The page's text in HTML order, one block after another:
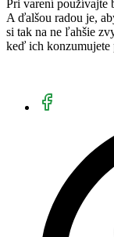
Pri varení používajte
A ďalšou radou je,
si tak na ne ľahšie
keď ich konzumujete